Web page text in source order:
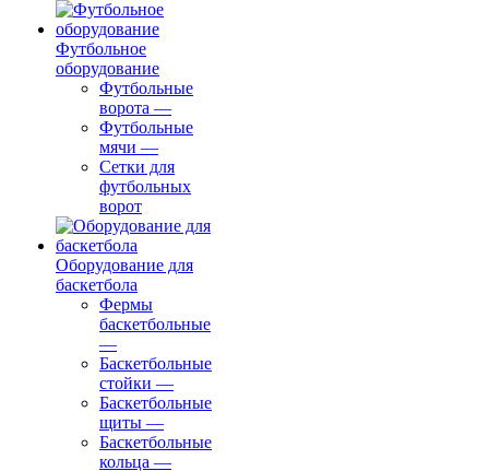
Футбольное
оборудование
Футбольные
ворота —
Футбольные
мячи —
Сетки для
футбольных
ворот
Оборудование для
баскетбола
Фермы
баскетбольные
—
Баскетбольные
стойки —
Баскетбольные
щиты —
Баскетбольные
кольца —